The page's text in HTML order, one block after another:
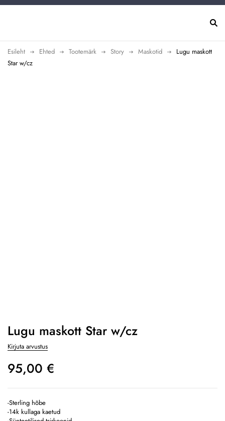
Esileht Ehted Tootemärk Story Maskotid
Lugu maskott
Star w/cz
Lugu maskott Star w/cz
Kirjuta arvustus
95,00 €
-Sterling hõbe
-14k kullaga kaetud